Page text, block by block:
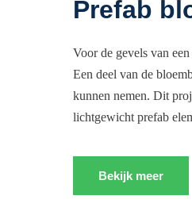
Prefab
Voor de gevels van
Een deel van de
kunnen nemen. Dit
lichtgewicht prefab
Bekijk meer